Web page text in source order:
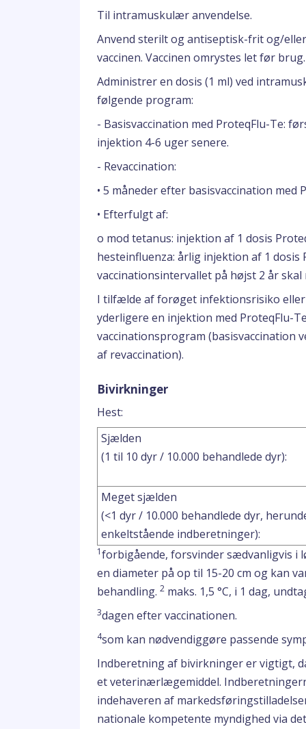
Til intramuskulær anvendelse.
Anvend sterilt og antiseptisk-frit og/
vaccinen. Vaccinen omrystes let før brug.
Administrer en dosis (1 ml) ved
følgende program:
- Basisvaccination med ProteqFlu-Te:
injektion 4-6 uger senere.
- Revaccination:
• 5 måneder efter basisvaccination med
• Efterfulgt af:
o mod tetanus: injektion af 1 dosis
hesteinfluenza: årlig injektion af 1 dosis
vaccinationsintervallet på højst 2 år
I tilfælde af forøget infektionsrisiko
yderligere en injektion med ProteqFlu-
vaccinationsprogram (basisvaccination
af revaccination).
Bivirkninger
Hest:
Sjælden
(1 til 10 dyr / 10.000 behandlede dyr):
Meget sjælden
(<1 dyr / 10.000 behandlede dyr,
enkeltstående indberetninger):
1forbigående, forsvinder sædvanligvis i
en diameter på op til 15-20 cm og kan
behandling. 2 maks. 1,5 °C, i 1 dag,
3dagen efter vaccinationen.
4som kan nødvendiggøre passende
Indberetning af bivirkninger er vigtigt,
et veterinærlægemiddel.
indehaveren af
nationale kompetente myndighed via